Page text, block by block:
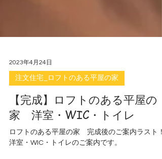
2023年4月24日
注文住宅_ロフトのある平屋の家
【完成】ロフトのある平屋の
家 洋室・WIC・トイレ